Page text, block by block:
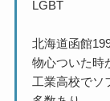
LGBT
北海道函館
物心ついた時
工業高校でソ